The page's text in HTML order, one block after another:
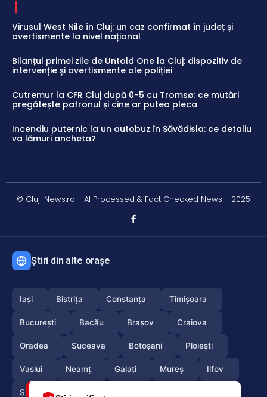
Virusul West Nile în Cluj: un caz confirmat în județ și
avertismente la nivel național
Bilanțul primei zile de Untold One la Cluj: dispozitiv de
intervenție și avertismente ale poliției
Cutremur la CFR Cluj după 0-5 cu Tromsø: ce mutări
pregătește patronul și cine ar putea pleca
Incendiu puternic la un autobuz în Săvădisla: ce detaliu
va lămuri ancheta?
© Cluj-News.ro - AI Processed & Fact Checked News - 2025
Știri din alte orașe
Iași Bistrița Constanța Timișoara
București Bacău Brașov Craiova
Oradea Suceava Botoșani Ploiești
Vaslui Neamț Galați Mureș Ilfov
Sibiu